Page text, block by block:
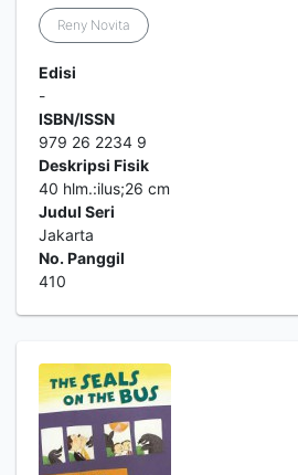
Reny Novita
Edisi
-
ISBN/ISSN
979 26 2234 9
Deskripsi Fisik
40 hlm.:ilus;26 cm
Judul Seri
Jakarta
No. Panggil
410